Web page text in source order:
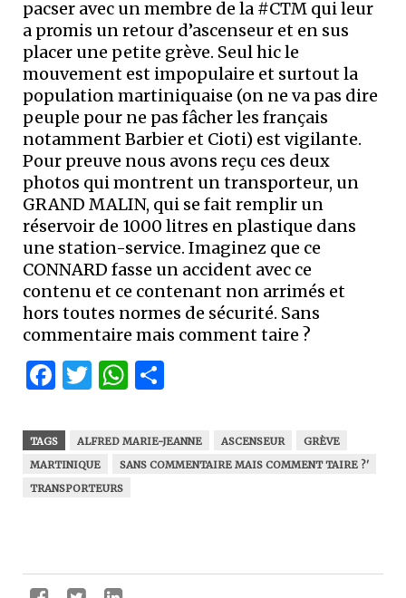
pacser avec un membre de la #CTM qui leur
a promis un retour d’ascenseur et en sus
placer une petite grève. Seul hic le
mouvement est impopulaire et surtout la
population martiniquaise (on ne va pas dire
peuple pour ne pas fâcher les français
notamment Barbier et Cioti) est vigilante.
Pour preuve nous avons reçu ces deux
photos qui montrent un transporteur, un
GRAND MALIN, qui se fait remplir un
réservoir de 1000 litres en plastique dans
une station-service. Imaginez que ce
CONNARD fasse un accident avec ce
contenu et ce contenant non arrimés et
hors toutes normes de sécurité. Sans
commentaire mais comment taire ?
Facebook
Twitter
WhatsApp
TAGS ALFRED MARIE-JEANNE ASCENSEUR
GRÈVE
MARTINIQUE
SANS COMMENTAIRE MAIS COMMENT TAIRE ?'
TRANSPORTEURS